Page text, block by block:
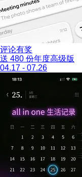
评论有奖
送 480 份年度高级版
04.17 - 07.26